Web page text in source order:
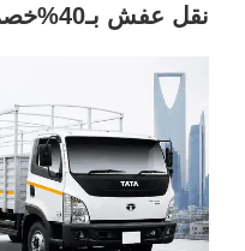
نقل عفش بـ40%خصم اتصل الان